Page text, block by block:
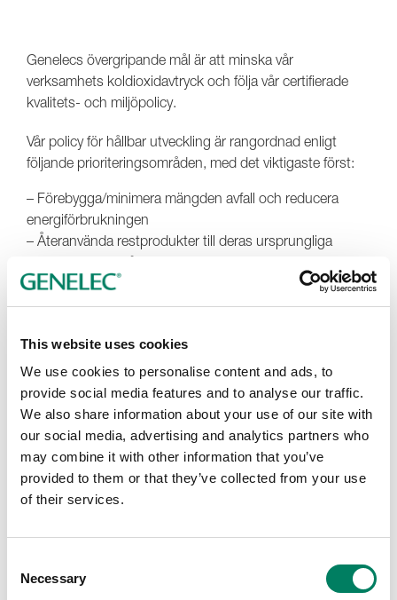
This website uses cookies
We use cookies to personalise content and ads, to
provide social media features and to analyse our traffic.
We also share information about your use of our site with
our social media, advertising and analytics partners who
may combine it with other information that you’ve
provided to them or that they’ve collected from your use
of their services.
Selection
Necessary
Genelecs övergripande mål är att minska vår
verksamhets koldioxidavtryck och följa vår certifierade
kvalitets- och miljöpolicy.
Vår policy för hållbar utveckling är rangordnad enligt
följande prioriteringsområden, med det viktigaste först:
– Förebygga/minimera mängden avfall och reducera
energiförbrukningen
– Återanvända restprodukter till deras ursprungliga
användningsområden där det är möjligt
– Återvinna avfall till andra användningsområden
– Använda avfall i sekundära syften, t.ex.
– Om inget annat är möjligt, producera icke-
återvinningsbart avfall
Det första prioriteringsområdet leder till tillförlitliga
produkter med lång livslängd och låg energiförbrukning –
allt det som har varit otroligt viktigt för Genelec sedan
starten 1978. På ledningsnivå är miljöansvar lika viktigt
som våra andra verksamhetsmål och hela företaget står
bakom hållbar utveckling.
utvecklingsarbete för produkter och granskningar av
designen bekräftar att de fastställda kraven uppfylls.